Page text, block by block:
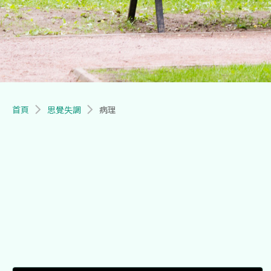
導航連結
首頁 思覺失調 病理